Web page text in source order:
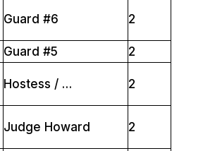
Guard #6 2
Guard #5
2
Hostess / … 2
Judge Howard 2